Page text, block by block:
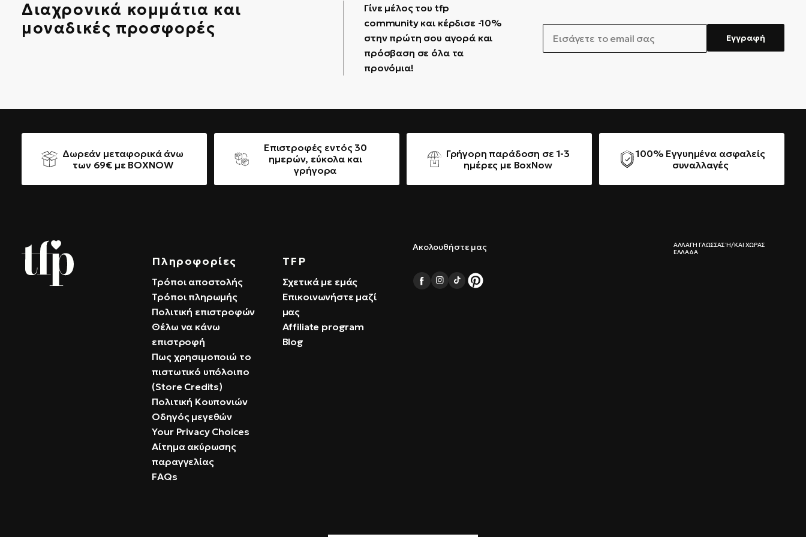
Διαχρονικά κομμάτια και
μοναδικές προσφορές
Γίνε μέλος του tfp
community και κέρδισε -10%
στην πρώτη σου αγορά και
πρόσβαση σε όλα τα
προνόμια!
EMAIL
Εγγραφή
Δωρεάν μεταφορικά άνω
των 69€ με BOXNOW
Επιστροφές εντός 30
ημερών, εύκολα και
γρήγορα
Γρήγορη παράδοση σε 1-3
ημέρες με BoxNow
100% Εγγυημένα ασφαλείς
συναλλαγές
Πληροφορίες
Τρόποι αποστολής
Τρόποι πληρωμής
Πολιτική επιστροφών
Θέλω να κάνω
επιστροφή
Πως χρησιμοποιώ το
πιστωτικό υπόλοιπο
(Store Credits)
Πολιτική Κουπονιών
Οδηγός μεγεθών
Your Privacy Choices
Αίτημα ακύρωσης
παραγγελίας
FAQs
TFP
Σχετικά με εμάς
Επικοινωνήστε μαζί
μας
Affiliate program
Blog
Ακολουθήστε μας
ΑΛΛΑΓΉ ΓΛΏΣΣΑΣ Ή/ΚΑΙ ΧΏΡΑΣ Ε
ΛΛΆΔΑ